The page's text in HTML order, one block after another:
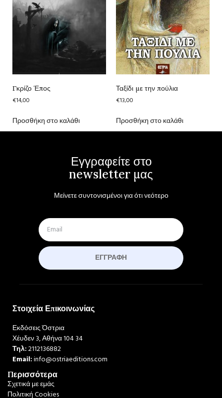
Γκρίζο Έπος
€14,00
Προσθήκη στο καλάθι
Ταξίδι με την πούλια
€13,00
Προσθήκη στο καλάθι
Εγγραφείτε στο
newsletter μας
Μείνετε συντονισμένοι για ότι νεότερο
ΕΓΓΡΑΦΉ
Στοιχεία Επικοινωνίας
Εκδόσεις Όστρια
Χέυδεν 3, Αθήνα 104 34
Τηλ:2112136882
Email:info@ostriaeditions.com
Περισσότερα
Σχετικά με εμάς
Πολιτική Cookies